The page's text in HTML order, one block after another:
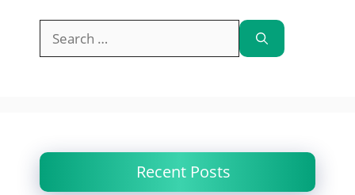
Search
for:
Recent Posts